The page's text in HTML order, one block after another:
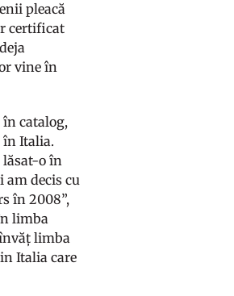
pleacă
certificat
vine în
în catalog,
în Italia.
lăsat-o în
am decis cu
în 2008”,
limba
limba
Italia care